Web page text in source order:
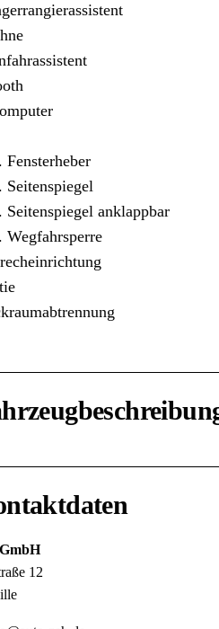
Fensterheber
Seitenspiegel
Seitenspiegel anklappbar
Wegfahrsperre
12